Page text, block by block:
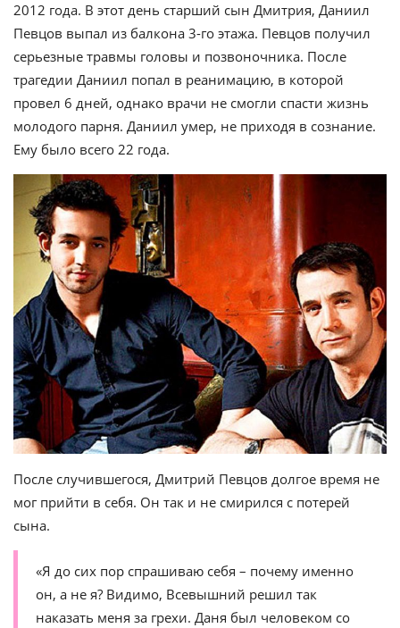
2012 года. В этот день старший сын Дмитрия, Даниил
Певцов выпал из балкона 3-го этажа. Певцов получил
серьезные травмы головы и позвоночника. После
трагедии Даниил попал в реанимацию, в которой
провел 6 дней, однако врачи не смогли спасти жизнь
молодого парня. Даниил умер, не приходя в сознание.
Ему было всего 22 года.
После случившегося, Дмитрий Певцов долгое время не
мог прийти в себя. Он так и не смирился с потерей
сына.
«Я до сих пор спрашиваю себя – почему именно
он, а не я? Видимо, Всевышний решил так
наказать меня за грехи. Даня был человеком со